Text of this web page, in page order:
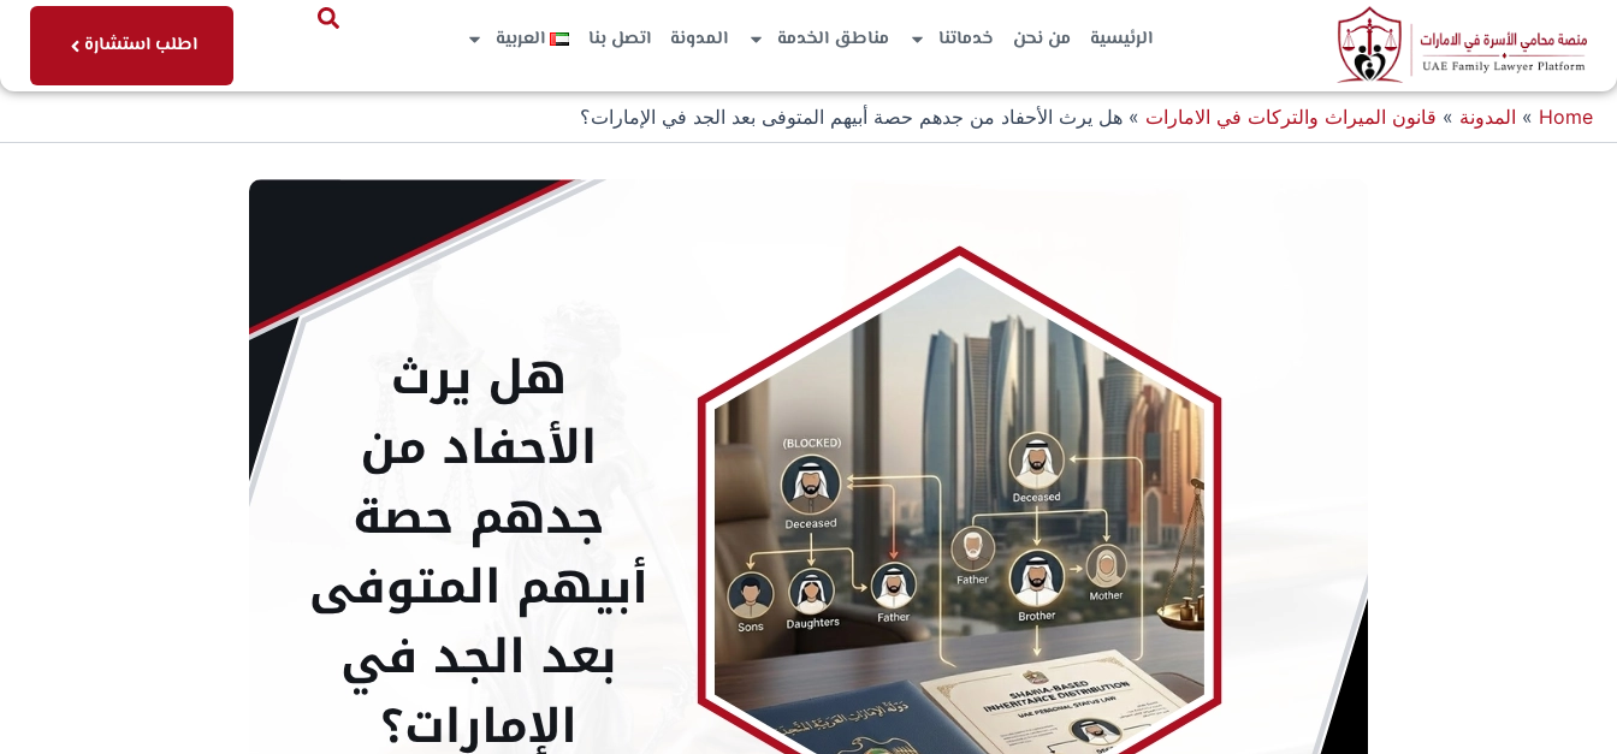
المحتوى
الرئيسية من نحن خدماتنا مناطق الخدمة المدونة اتصل بنا العربية اطلب استشارة
Home
» المدونة » قانون الميراث والتركات في الامارات » هل يرث الأحفاد من جدهم حصة أبيهم المتوفى بعد الجد في الإمارات؟